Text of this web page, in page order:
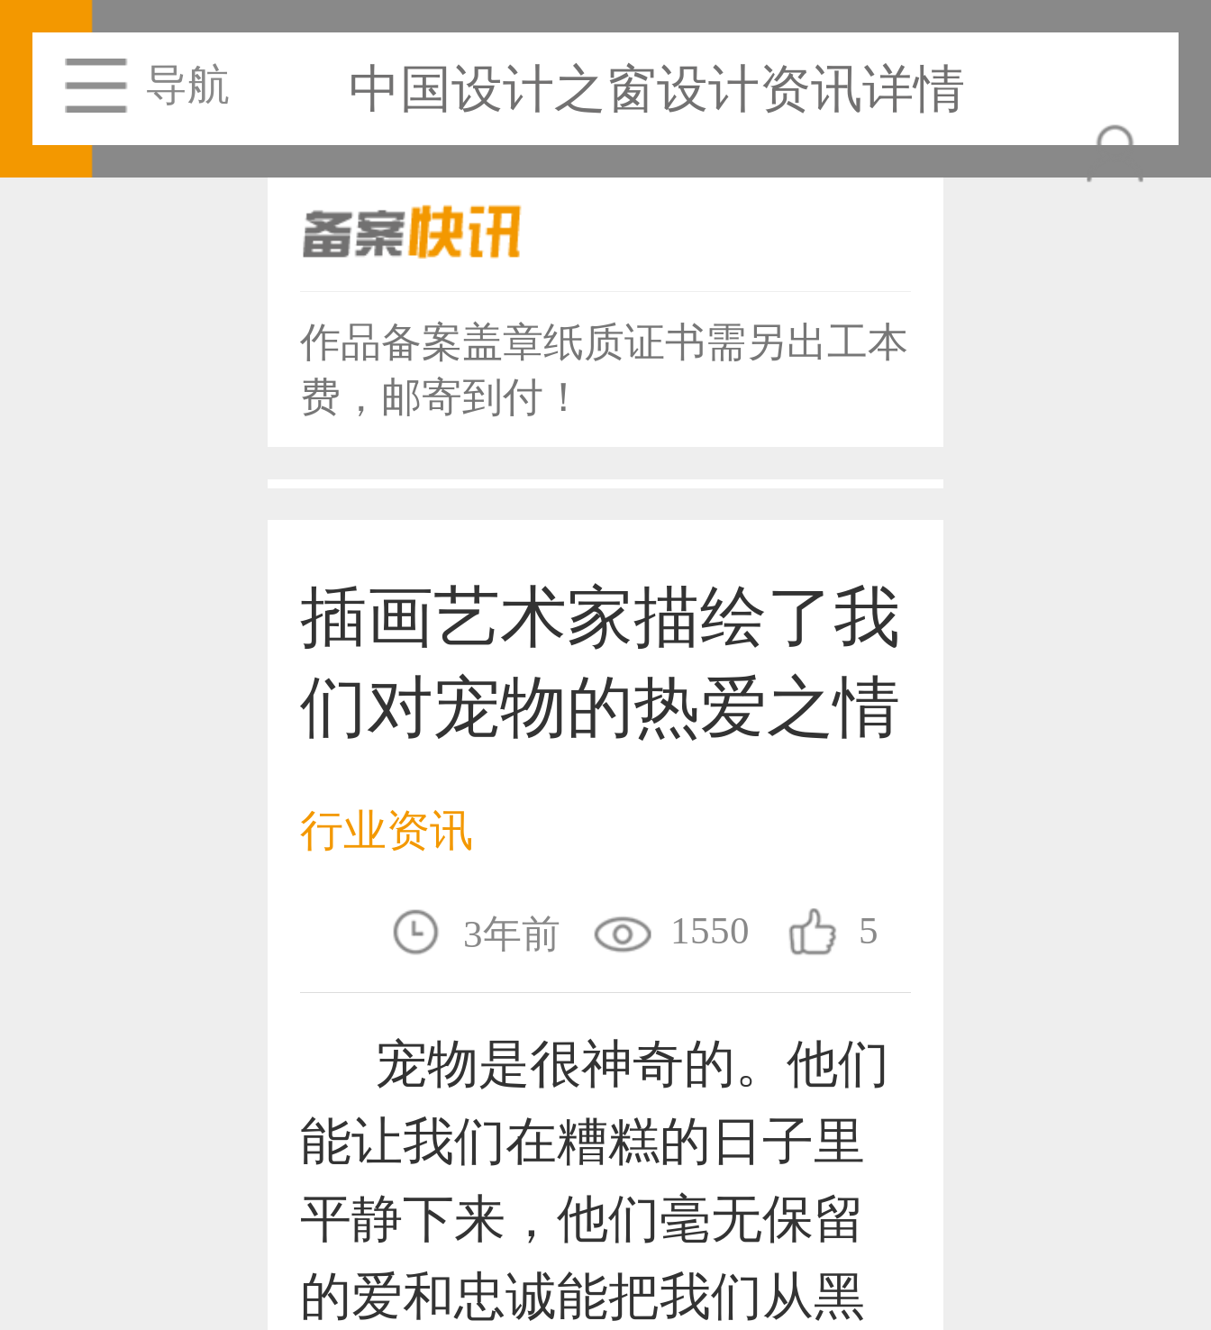
导航 中国设计之窗设计资讯详情
恭喜131****1475用户作品已成功备案！
恭喜133****9020用户作品已成功备案！
恭喜159****4930用户作品已成功备案！
恭喜131****2473用户作品已成功备案！
恭喜159****4201用户作品已成功备案！
作品备案盖章纸质证书需另出工本
费，邮寄到付！
插画艺术家描绘了我
们对宠物的热爱之情
行业资讯
3年前 1550 5
宠物是很神奇的。他们
能让我们在糟糕的日子里
平静下来，他们毫无保留
的爱和忠诚能把我们从黑